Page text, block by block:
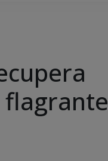
flagrante